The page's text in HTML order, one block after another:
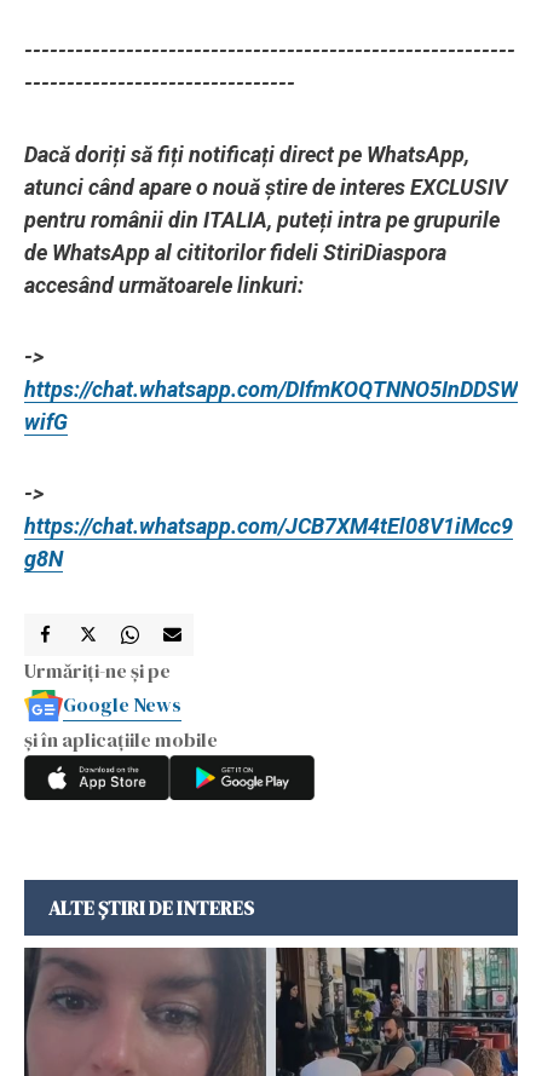
----------------------------------------------------------
--------------------------------
Dacă doriți să fiți notificați direct pe WhatsApp,
atunci când apare o nouă știre de interes EXCLUSIV
pentru românii din ITALIA, puteți intra pe grupurile
de WhatsApp al cititorilor fideli StiriDiaspora
accesând următoarele linkuri:
->
https://chat.whatsapp.com/DIfmKOQTNNO5InDDSW
wifG
->
https://chat.whatsapp.com/JCB7XM4tEl08V1iMcc9
g8N
Urmăriți-ne și pe
Google News
și în aplicațiile mobile
ALTE ȘTIRI DE INTERES